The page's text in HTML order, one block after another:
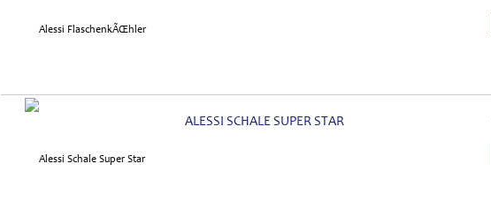
ALESSI SCHALE SUPER STAR